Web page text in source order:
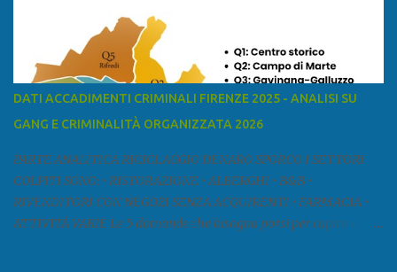
Lucca Ÿ la Versilia Ÿ la Media Valle del Serchio Ÿ la Garfagnana
Fonte: wikipedia Presenze mafiose e criminali (principali) Le
presenze mafiose in provincia sono assai rilevanti. Si segnala che
nella relazione del 2001 della Commissione parlamentare
Livorno e Lucca agiscono i clan dei Fedele...” Dalla ricerc...
DATI ACCADIMENTI CRIMINALI FIRENZE 2025 - ANALISI SU
GANG E CRIMINALITÀ ORGANIZZATA 2026
PARTE ANALITICA RICICLAGGIO DENARO SPORCO I SETTORI
COLPITI SONO: • RISTORAZIONE • ALBERGHI • B&B •
RIVENDITORI CON NEGOZI SENZA ACQUIRENTI • FARMACIA •
ATTIVITÀ VARIE Le 5 domande che bisogna porsi per capire e